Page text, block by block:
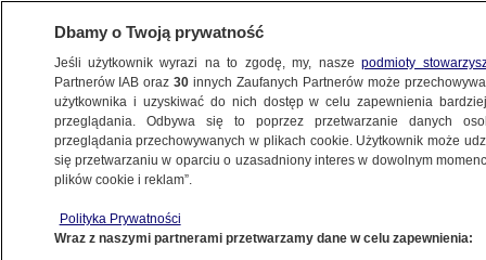
BIZNES
MOTO
pod lupą Brukseli
Dbamy o Twoją prywatność
Jeśli użytkownik wyrazi na to zgodę, my, naszepodmioty
Partnerów IAB oraz30 innych Zaufanych Partnerów może
użytkownika i uzyskiwać do nich dostęp w celu zapewnienia
przeglądania. Odbywa się to poprzez przetwarzanie danych
przeglądania przechowywanych w plikach cookie. Użytkownik może
się przetwarzaniu w oparciu o uzasadniony interes w dowolnym
plików cookie i reklam”.
Polityka Prywatności
Wraz z naszymi partnerami przetwarzamy dane w celu zapewnienia: